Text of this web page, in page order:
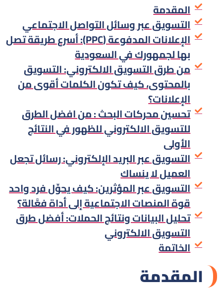
المقدمة
التسويق عبر وسائل التواصل الاجتماعي
الإعلانات المدفوعة (PPC): أسرع طريقة تصل
بها لجمهورك في السعودية
من طرق التسويق الالكتروني: التسويق
بالمحتوى، كيف تكون الكلمات أقوى من
الإعلانات؟
تحسين محركات البحث : من افضل الطرق
للتسويق الالكتروني للظهور في النتائج
الأولى
التسويق عبر البريد الإلكتروني: رسائل تجعل
العميل لا ينساك
التسويق عبر المؤثرين: كيف يحوِّل فرد واحد
قوة المنصات الاجتماعية إلى أداة فعَّالة؟
تحليل البيانات ونتائج الحملات: أفضل طرق
التسويق الالكتروني
الخاتمة
المقدمة